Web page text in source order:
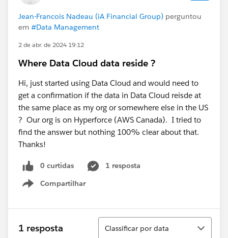
Jean-Francois Nadeau (iA Financial Group) perguntou
em #Data Management
2 de abr. de 2024 19:12
Where Data Cloud data reside ?
Hi, just started using Data Cloud and would need to
get a confirmation if the data in Data Cloud reisde at
the same place as my org or somewhere else in the US
? Our org is on Hyperforce (AWS Canada). I tried to
find the answer but nothing 100% clear about that.
Thanks!
0 curtidas
1 resposta
Compartilhar
Show menu
1 resposta
Classificar
Classificar por data